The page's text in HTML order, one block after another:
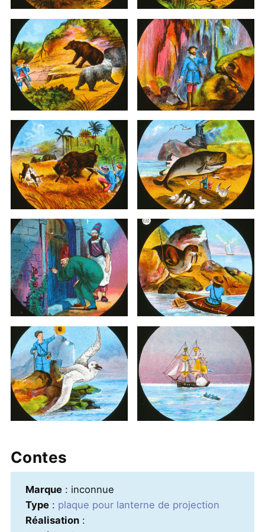
Contes
Marque: inconnue
Type: plaque pour lanterne de projection
Réalisation: